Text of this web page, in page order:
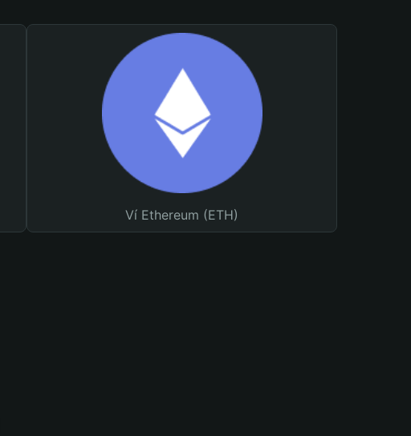
Ví Ethereum (ETH)